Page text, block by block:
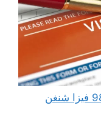
مكتب استخراج فيزا شنغن 98951133 فيزا شنغن